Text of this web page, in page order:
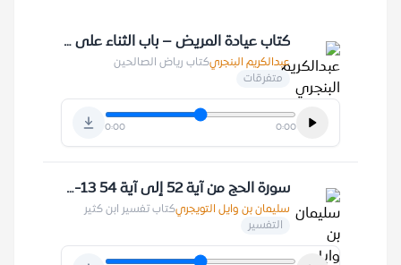
كتاب عيادة المريض – باب الثناء على الميت 1-7-1409 هـ
عبدالكريم البنجريكتاب رياض الصالحين
متفرقات
0:00 0:00
سورة الحج من آية 52 إلى آية 54 13-2-1429 هـ
سليمان بن وايل التويجريكتاب تفسير ابن كثير
التفسير